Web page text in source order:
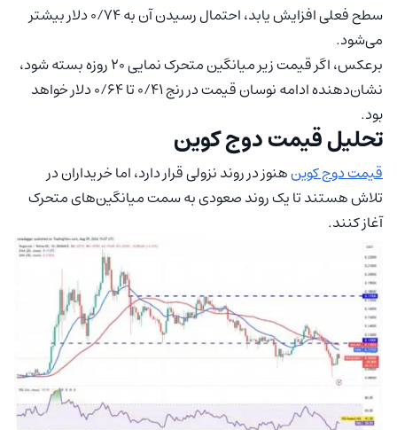
سطح فعلی افزایش یابد، احتمال رسیدن آن به ۰/۷۴ دلار بیشتر
می‌شود.
برعکس، اگر قیمت زیر میانگین متحرک نمایی ۲۰ روزه بسته شود،
نشان‌دهنده ادامه نوسان قیمت در رنج ۰/۴۱ تا ۰/۶۴ دلار خواهد
بود.
تحلیل قیمت دوج کوین
قیمت دوج کوینهنوز در روند نزولی قرار دارد، اما خریداران در
تلاش هستند تا یک روند صعودی به سمت میانگین‌های متحرک
آغاز کنند.